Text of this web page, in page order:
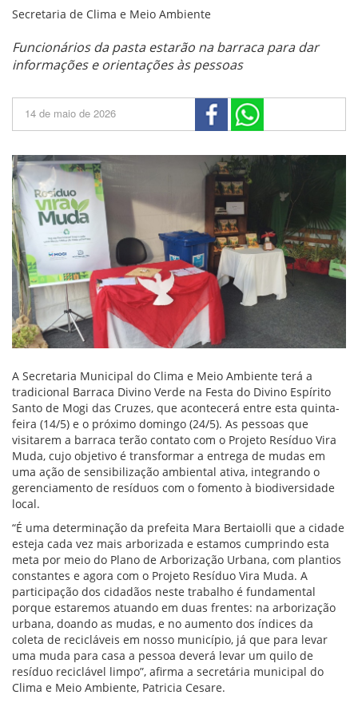
Secretaria de Clima e Meio Ambiente
Funcionários da pasta estarão na barraca para dar
informações e orientações às pessoas
14 de maio de 2026
A Secretaria Municipal do Clima e Meio Ambiente terá a
tradicional Barraca Divino Verde na Festa do Divino Espírito
Santo de Mogi das Cruzes, que acontecerá entre esta quinta-
feira (14/5) e o próximo domingo (24/5). As pessoas que
visitarem a barraca terão contato com o Projeto Resíduo Vira
Muda, cujo objetivo é transformar a entrega de mudas em
uma ação de sensibilização ambiental ativa, integrando o
gerenciamento de resíduos com o fomento à biodiversidade
local.
“É uma determinação da prefeita Mara Bertaiolli que a cidade
esteja cada vez mais arborizada e estamos cumprindo esta
meta por meio do Plano de Arborização Urbana, com plantios
constantes e agora com o Projeto Resíduo Vira Muda. A
participação dos cidadãos neste trabalho é fundamental
porque estaremos atuando em duas frentes: na arborização
urbana, doando as mudas, e no aumento dos índices da
coleta de recicláveis em nosso município, já que para levar
uma muda para casa a pessoa deverá levar um quilo de
resíduo reciclável limpo”, afirma a secretária municipal do
Clima e Meio Ambiente, Patricia Cesare.